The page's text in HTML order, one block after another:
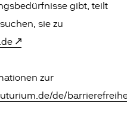
gibt, teilt
sie zu
zur
de/